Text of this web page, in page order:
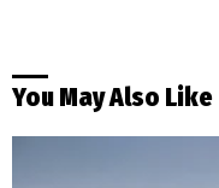
You May Also Like